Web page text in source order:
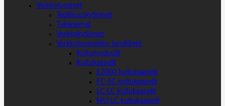
Verkkotuotteet
Teollisuuskytkimet
Tukiasemat
Verkkokytkimet
Verkkotuotteiden tarvikkeet
Kuitumoduulit
Kuitukaapelit
E2000 kuitukaapelit
FC-SC kuitukaapelit
LC-LC kuitukaapelit
MU-LC kuitukaapelit